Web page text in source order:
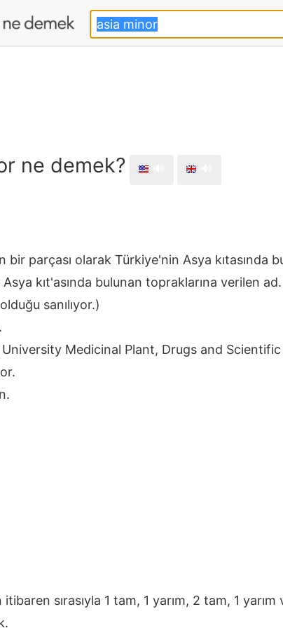
ne demek?
bir parçası olarak Türkiye'nin Asya kıtasında
kıt'asında bulunan topraklarına verilen
sanılıyor.)
Medicinal Plant, Drugs and
sırasıyla 1 tam, 1 yarım, 2 tam, 1